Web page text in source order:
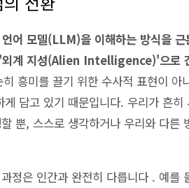
어 모델(LLM)을 이해하는 방식을 근
'외계 지성(Alien Intelligence)'으로
흥미를 끌기 위한 수사적 표현이 아
담고 있기 때문입니다. 우리가 흔히
뿐, 스스로 생각하거나 우리와 다른
정은 인간과 완전히 다릅니다 . 예를